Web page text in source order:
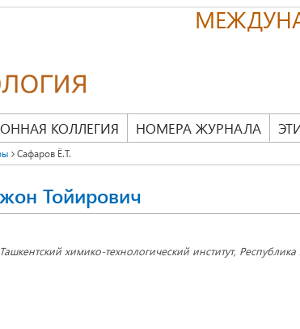
КОЛЛЕГИЯ НОМЕРА ЖУРНАЛА
Сафаров Ё.Т.
Тойирович
химико-технологический институт, Республика